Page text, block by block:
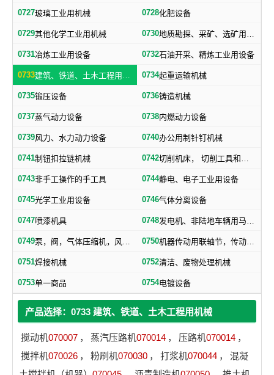
0727玻璃工业用机械 0728化肥设备
0729其他化学工业用机械 0730 地质勘探、采矿、选矿用机械
0731冶炼工业用设备 0732石油开采、精炼工业用设备
0733 建筑、铁道、土木工程用机械 0734起重运输机械
0735锻压设备 0736铸造机械
0737蒸气动力设备 0738内燃动力设备
0739风力、水力动力设备 0740办公用制针钉机械
0741制钮扣拉链机械 0742 切削机床， 切削工具和其他金属加工机械
0743非手工操作的手工具 0744静电、电子工业用设备
0745光学工业用设备 0746气体分离设备
0747喷漆机具 0748 发电机、非陆地车辆用马达和引擎及其零部件
0749 泵，阀，气体压缩机，风机，，液压元件，气动元件 0750 机器传动用联轴节，传动带及其他机器零部件
0751焊接机械 0752清洁、废物处理机械
0753单一商品 0754电镀设备
产品选择：0733 建筑、铁道、土木工程用机械
搅动机070007 ， 蒸汽压路机070014 ， 压路机070014 ，
搅拌机070026 ， 粉刷机070030 ， 打浆机070044 ，
混凝